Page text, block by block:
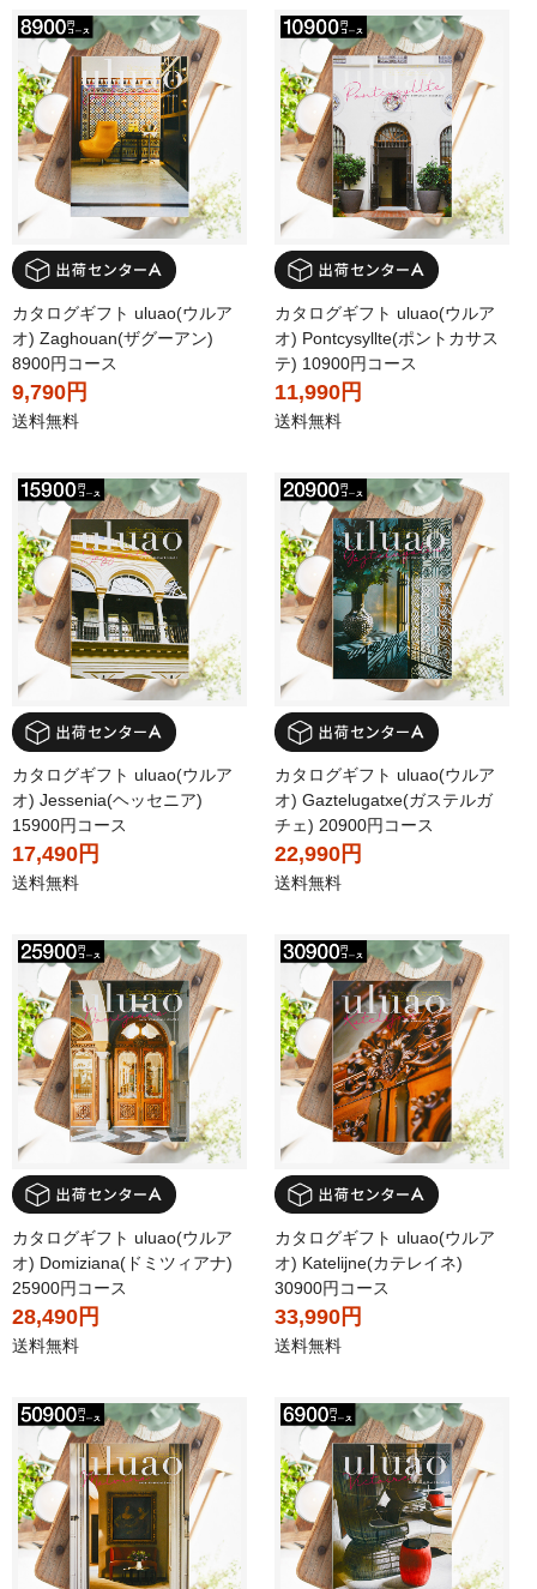
カタログギフト uluao(ウルア
オ) Zaghouan(ザグーアン)
8900円コース
9,790円
送料無料
カタログギフト uluao(ウルア
オ) Pontcysyllte(ポントカサス
テ) 10900円コース
11,990円
送料無料
カタログギフト uluao(ウルア
オ) Jessenia(ヘッセニア)
15900円コース
17,490円
送料無料
カタログギフト uluao(ウルア
オ) Gaztelugatxe(ガステルガ
チェ) 20900円コース
22,990円
送料無料
カタログギフト uluao(ウルア
オ) Domiziana(ドミツィアナ)
25900円コース
28,490円
送料無料
カタログギフト uluao(ウルア
オ) Katelijne(カテレイネ)
30900円コース
33,990円
送料無料